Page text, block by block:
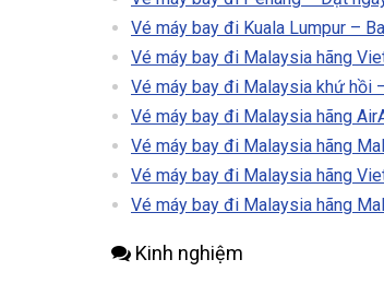
Vé máy bay đi Kuala Lumpur –
Vé máy bay đi Malaysia hãng
Vé máy bay đi Malaysia khứ hồi
Vé máy bay đi Malaysia hãng
Vé máy bay đi Malaysia hãng
Vé máy bay đi Malaysia hãng
Vé máy bay đi Malaysia hãng
Kinh nghiệm